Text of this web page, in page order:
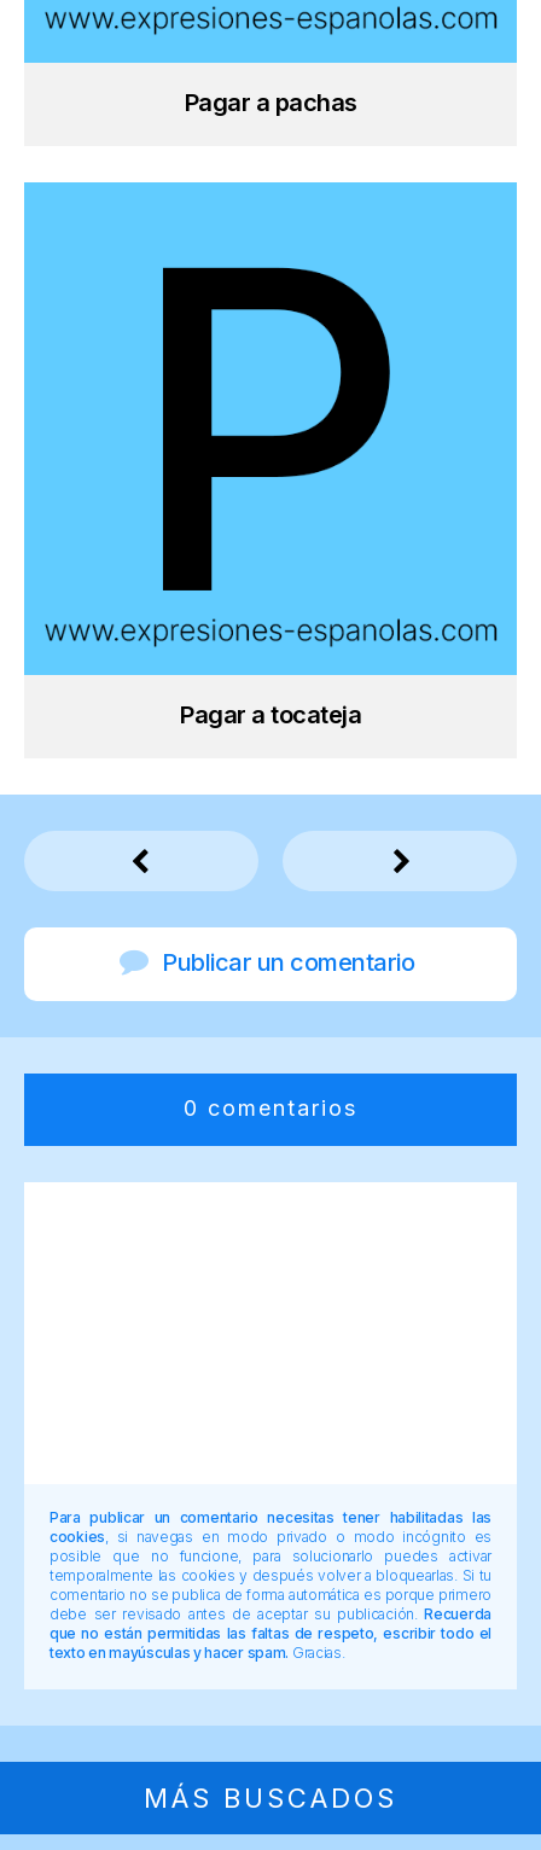
Pagar a pachas
Pagar a tocateja
Publicar un comentario
0 comentarios
Para publicar un comentario necesitas tener habilitadas las
cookies , si navegas en modo privado o modo incógnito es
posible que no funcione, para solucionarlo puedes activar
temporalmente las cookies y después volver a bloquearlas. Si tu
comentario no se publica de forma automática es porque primero
debe ser revisado antes de aceptar su publicación.Recuerda
que no están permitidas las faltas de respeto, escribir todo el
texto en mayúsculas y hacer spam. Gracias.
MÁS BUSCADOS